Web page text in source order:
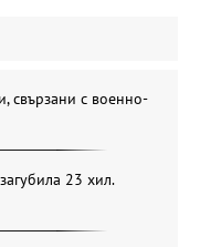
свързани с военно-
23 хил.